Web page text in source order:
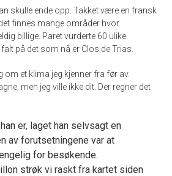
skulle ende opp. Takket være en fransk
finnes mange områder hvor
billige. Paret vurderte 60 ulike
på det som nå er Clos de Trias.
om et klima jeg kjenner fra før av.
men jeg ville ikke dit. Der regner det
er, laget han selvsagt en
av forutsetningene var at
for besøkende.
strøk vi raskt fra kartet siden